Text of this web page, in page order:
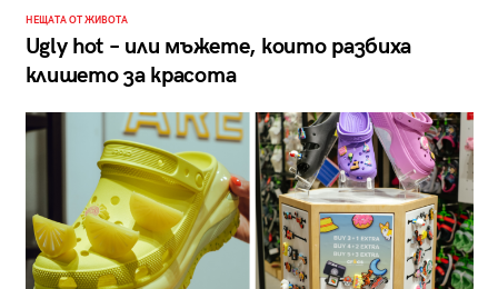
НЕЩАТА ОТ ЖИВОТА
Ugly hot – или мъжете, които разбиха
клишето за красота